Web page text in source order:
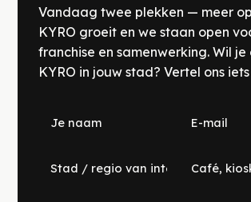
Vandaag twee plekken — meer
KYRO groeit en we staan open
franchise en samenwerking. Wil
KYRO in jouw stad? Vertel ons